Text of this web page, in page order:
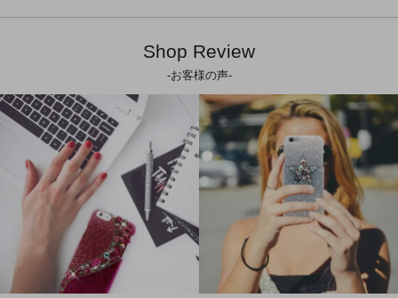
Shop Review
-お客様の声-